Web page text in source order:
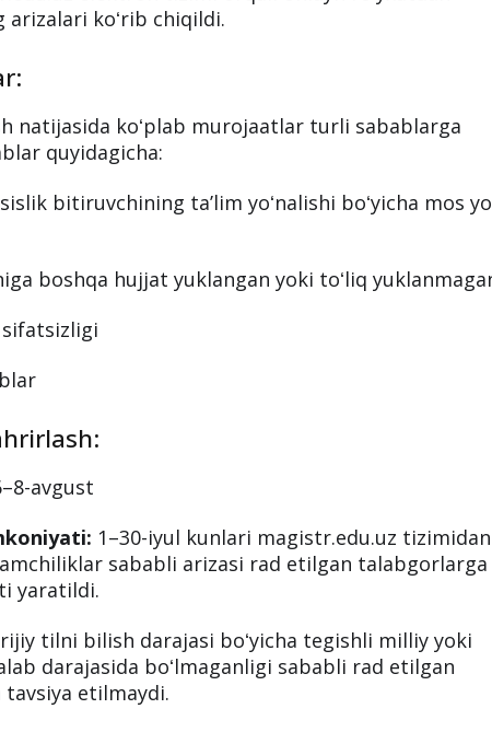
koʻrib chiqildi.
natijasida koʻplab murojaatlar turli sabablarga
quyidagicha:
bitiruvchining taʼlim yoʻnalishi boʻyicha mos
boshqa hujjat yuklangan yoki toʻliq
avgust
1–30-iyul kunlari magistr.edu.uz tizimidan
sababli arizasi rad etilgan talabgorlarga
yaratildi.
tilni bilish darajasi boʻyicha tegishli milliy yoki
darajasida boʻlmaganligi sababli rad etilgan
etilmaydi.